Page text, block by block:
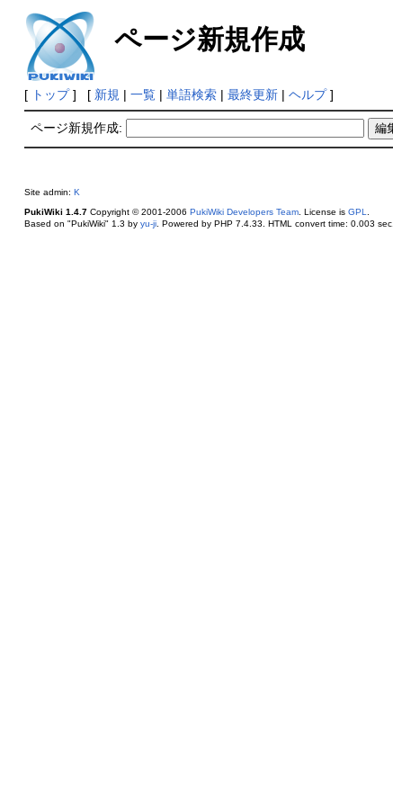
ページ新規作成
[ トップ] [ 新規 | 一覧| 単語検索| 最終更新| ヘルプ]
ページ新規作成:
Site admin: K
PukiWiki 1.4.7Copyright © 2001-2006 PukiWiki Developers Team. License is GPL
Based on "PukiWiki" 1.3 by yu-ji. Powered by PHP 7.4.33. HTML convert time: 0.003 sec.